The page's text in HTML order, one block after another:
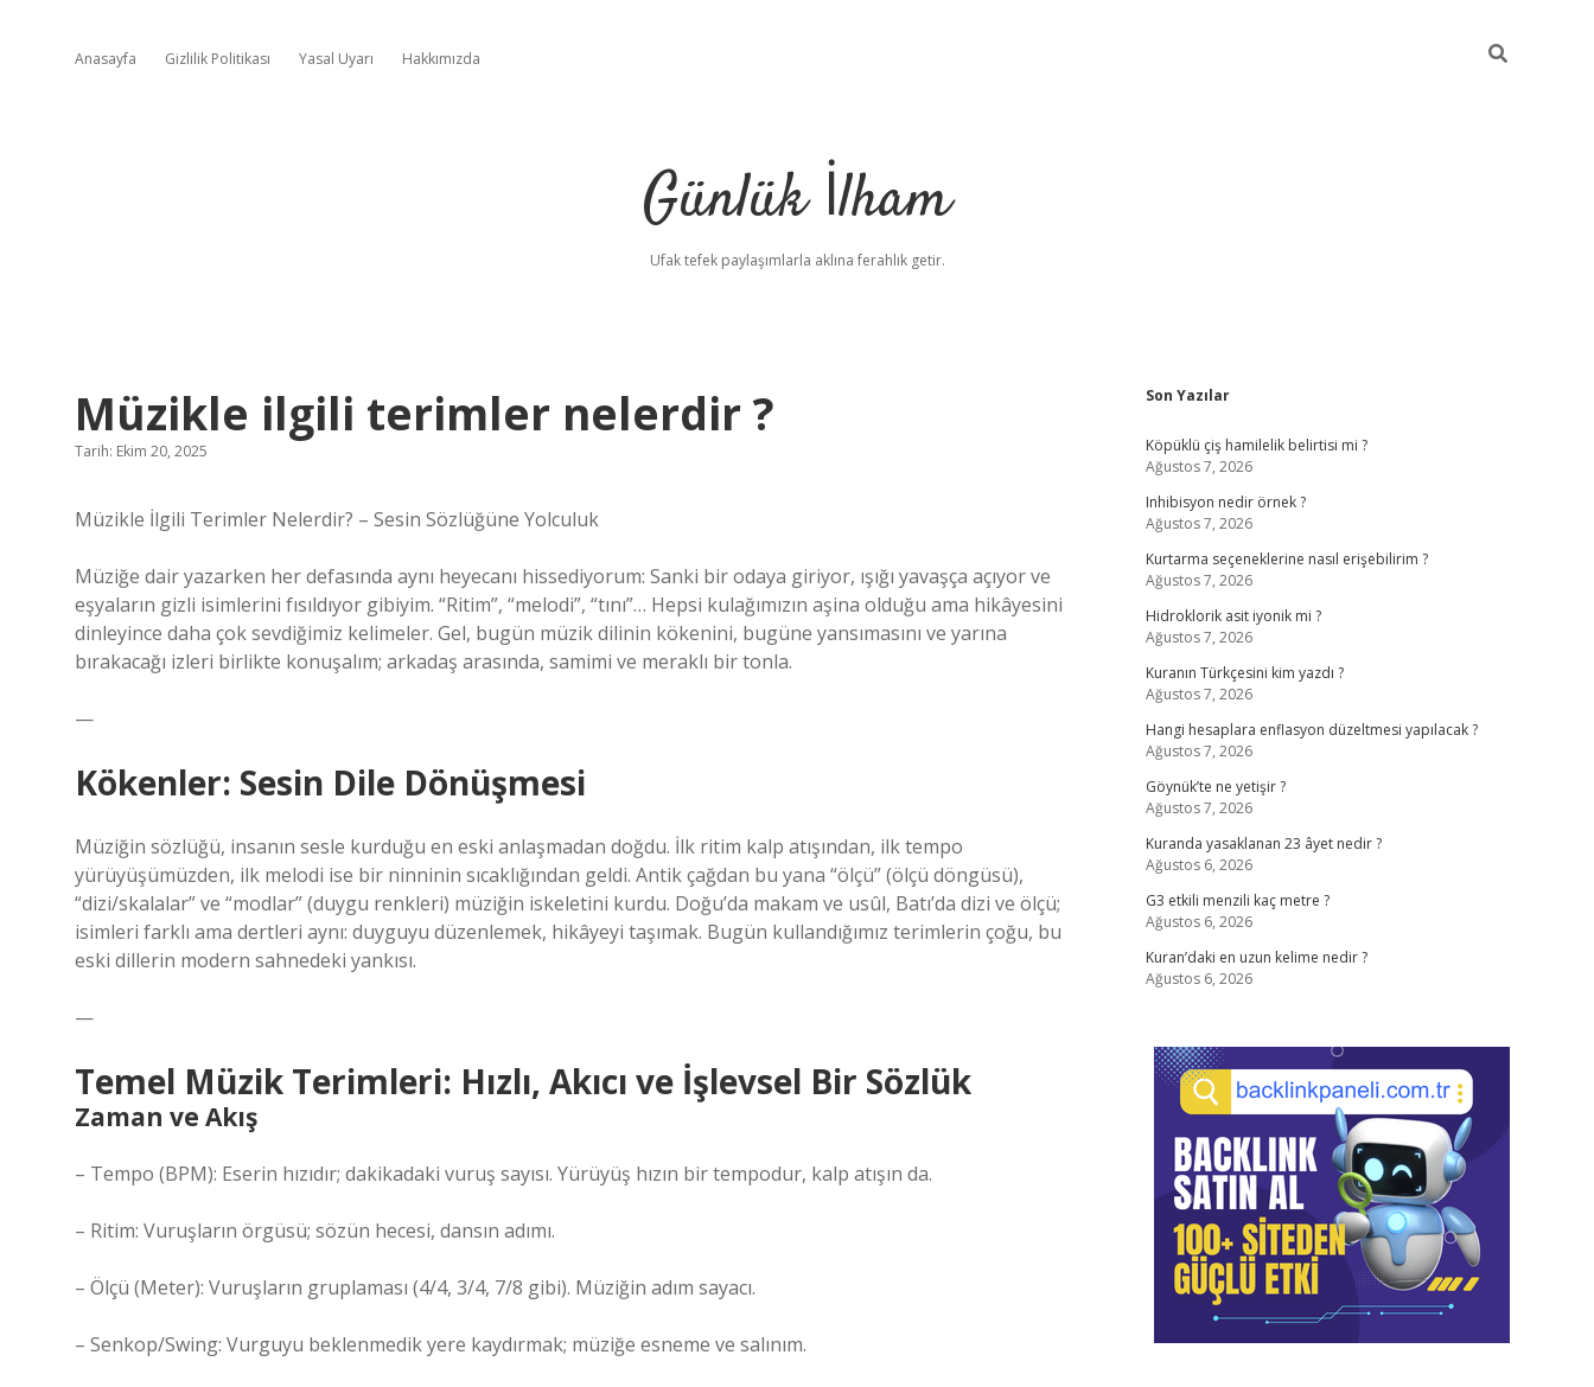
Anasayfa Gizlilik Politikası Yasal Uyarı Hakkımızda
Günlük İlham
Ufak tefek paylaşımlarla aklına ferahlık getir.
Müzikle ilgili terimler nelerdir ?
Tarih: Ekim 20, 2025
Müzikle İlgili Terimler Nelerdir? – Sesin Sözlüğüne Yolculuk
Müziğe dair yazarken her defasında aynı heyecanı hissediyorum: Sanki bir odaya giriyor, ışığı yavaşça açıyor ve
eşyaların gizli isimlerini fısıldıyor gibiyim. “Ritim”, “melodi”, “tını”… Hepsi kulağımızın aşina olduğu ama hikâyesini
dinleyince daha çok sevdiğimiz kelimeler. Gel, bugün müzik dilinin kökenini, bugüne yansımasını ve yarına
bırakacağı izleri birlikte konuşalım; arkadaş arasında, samimi ve meraklı bir tonla.
—
Kökenler: Sesin Dile Dönüşmesi
Müziğin sözlüğü, insanın sesle kurduğu en eski anlaşmadan doğdu. İlk ritim kalp atışından, ilk tempo
yürüyüşümüzden, ilk melodi ise bir ninninin sıcaklığından geldi. Antik çağdan bu yana “ölçü” (ölçü döngüsü),
“dizi/skalalar” ve “modlar” (duygu renkleri) müziğin iskeletini kurdu. Doğu’da makam ve usûl, Batı’da dizi ve ölçü;
isimleri farklı ama dertleri aynı: duyguyu düzenlemek, hikâyeyi taşımak. Bugün kullandığımız terimlerin çoğu, bu
eski dillerin modern sahnedeki yankısı.
—
Temel Müzik Terimleri: Hızlı, Akıcı ve İşlevsel Bir Sözlük
Zaman ve Akış
– Tempo (BPM): Eserin hızıdır; dakikadaki vuruş sayısı. Yürüyüş hızın bir tempodur, kalp atışın da.
– Ritim: Vuruşların örgüsü; sözün hecesi, dansın adımı.
– Ölçü (Meter): Vuruşların gruplaması (4/4, 3/4, 7/8 gibi). Müziğin adım sayacı.
– Senkop/Swing: Vurguyu beklenmedik yere kaydırmak; müziğe esneme ve salınım.
Sidebar
Son Yazılar
Köpüklü çiş hamilelik belirtisi mi ?
Ağustos 7, 2026
Inhibisyon nedir örnek ?
Ağustos 7, 2026
Kurtarma seçeneklerine nasıl erişebilirim ?
Ağustos 7, 2026
Hidroklorik asit iyonik mi ?
Ağustos 7, 2026
Kuranın Türkçesini kim yazdı ?
Ağustos 7, 2026
Hangi hesaplara enflasyon düzeltmesi yapılacak ?
Ağustos 7, 2026
Göynük’te ne yetişir ?
Ağustos 7, 2026
Kuranda yasaklanan 23 âyet nedir ?
Ağustos 6, 2026
G3 etkili menzili kaç metre ?
Ağustos 6, 2026
Kuran’daki en uzun kelime nedir ?
Ağustos 6, 2026